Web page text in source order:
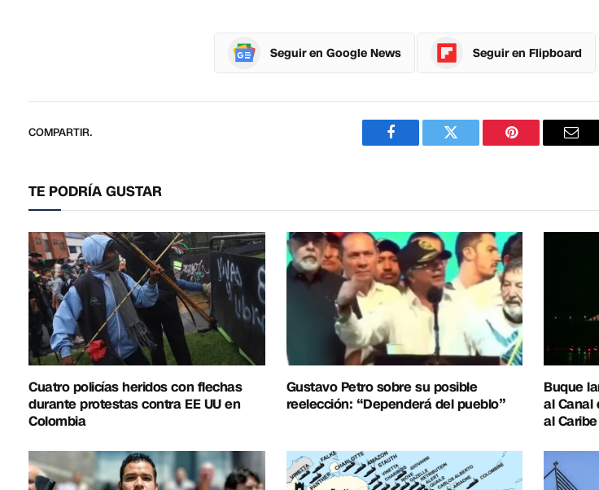
Seguir en Google News Seguir en Flipboard
COMPARTIR.
FacebookTwitter Pinterest
TE PODRÍA GUSTAR
Cuatro policías heridos con flechas
durante protestas contra EE UU en
Colombia
Gustavo Petro sobre su posible
reelección: “Dependerá del pueblo”
Buque
al Canal
al Caribe